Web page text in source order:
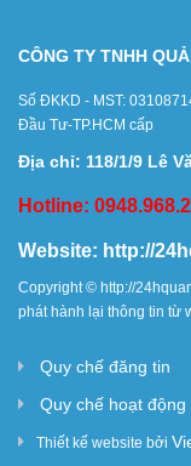
CÔNG TY TNHH
Số ĐKKD - MST:
Đầu Tư-TP.HCM cấp
Địa chỉ: 118/1/9 Lê
Hotline:
Website: http://
Copyright © http://
phát hành lại thông tin từ
Quy chế đăng tin
Quy chế hoạt động
Thiết kế website bởi